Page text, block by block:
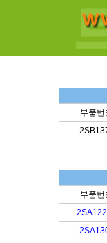
부품번
부품번